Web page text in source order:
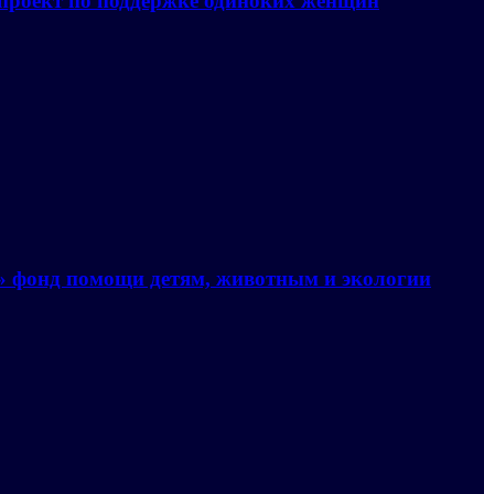
фонд помощи детям, животным и экологии